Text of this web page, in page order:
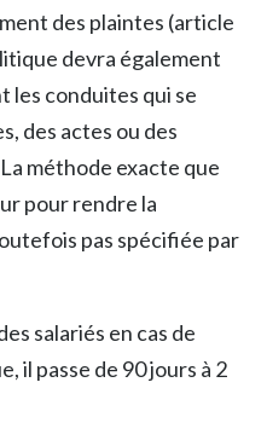
des plaintes (article
devra également
les conduites qui se
des actes ou des
méthode exacte que
pour rendre la
pas spécifiée par
salariés en cas de
il passe de 90 jours à 2